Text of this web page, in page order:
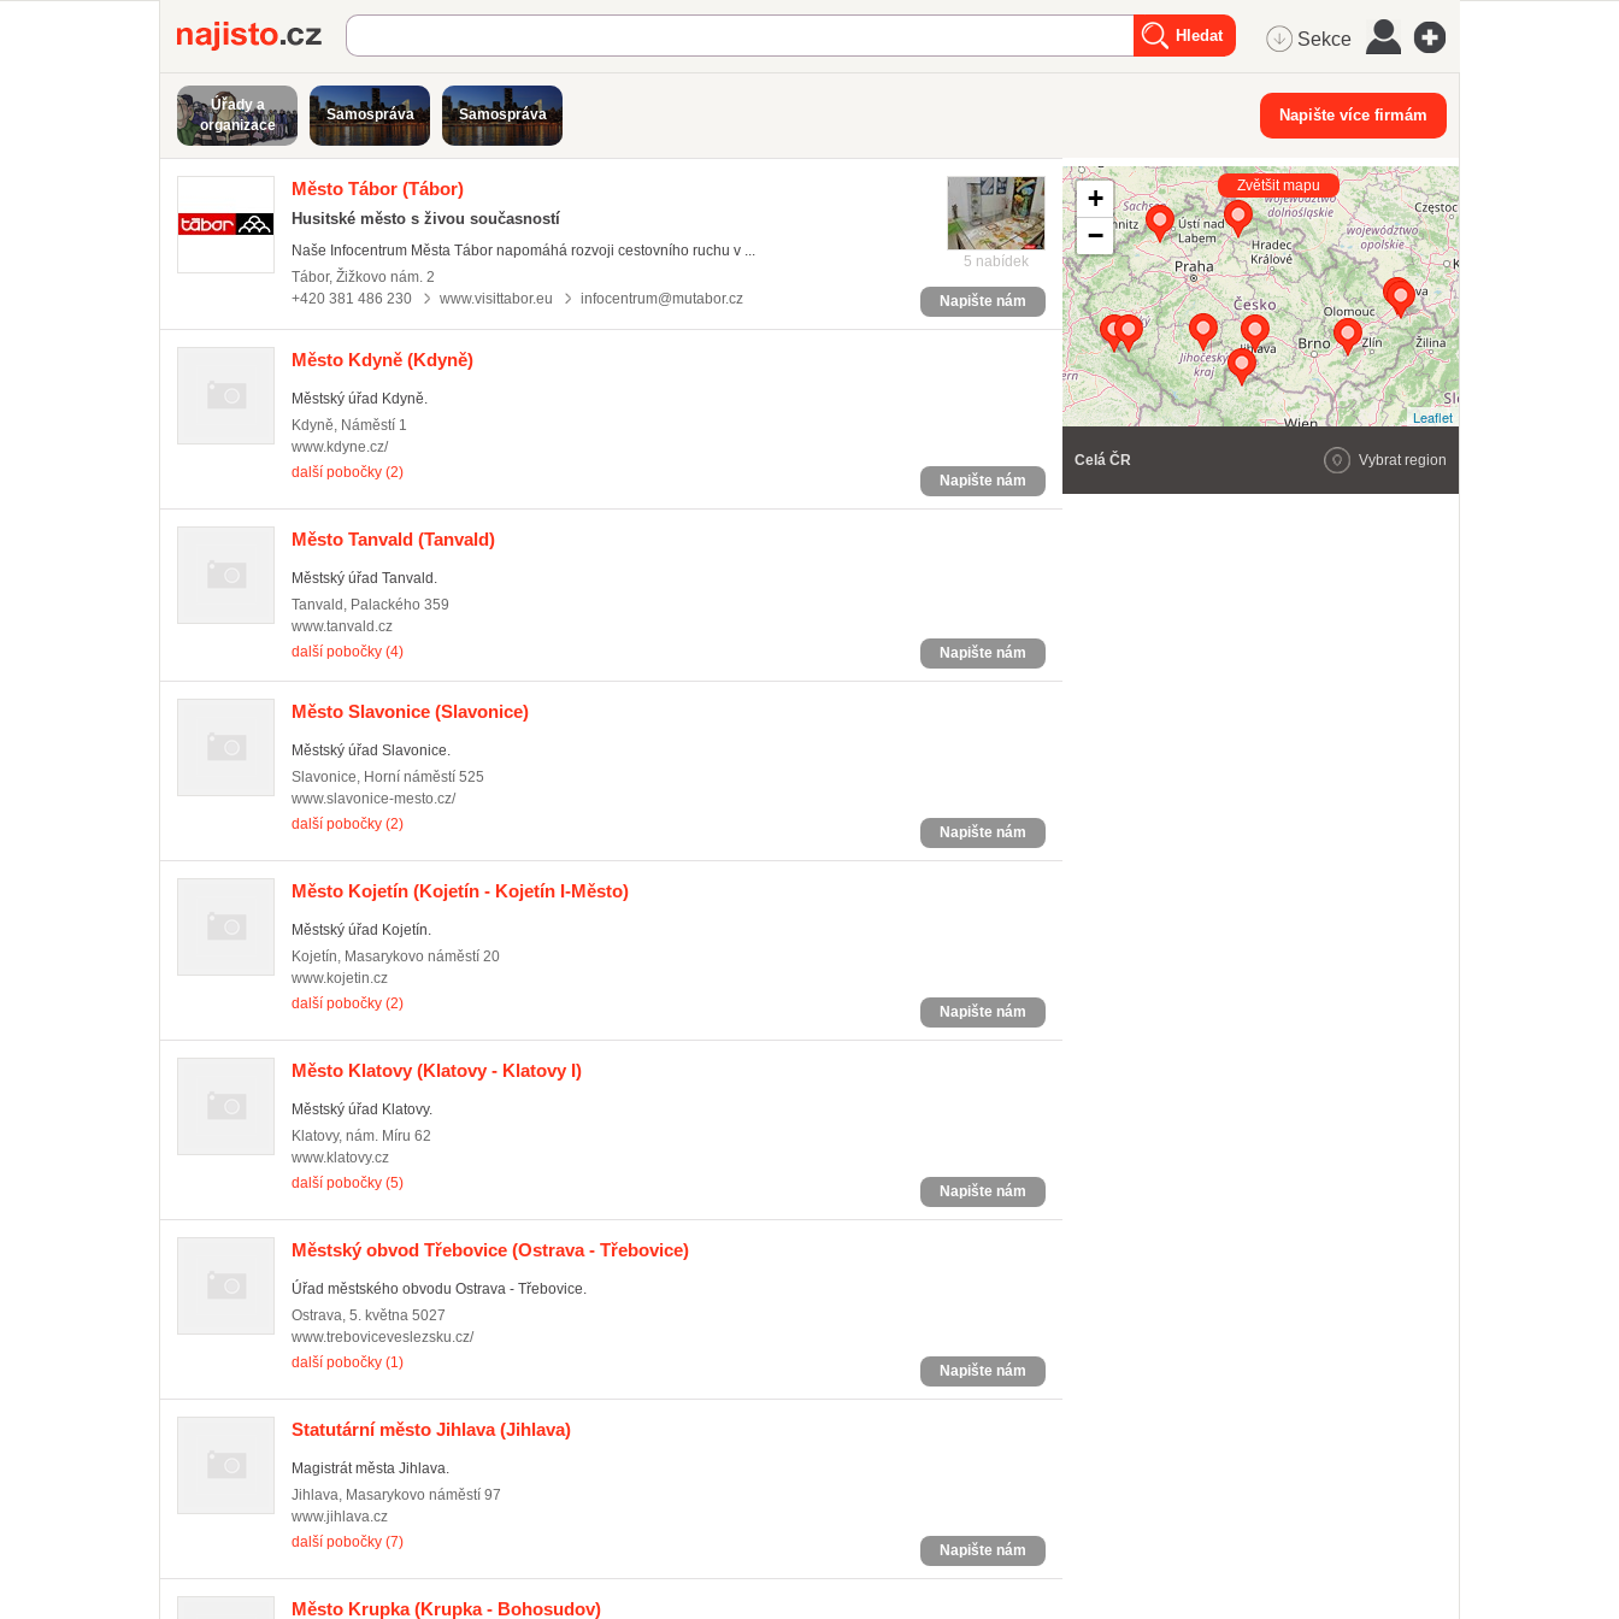
Najisto.cz Sekce
Úřady a
organizace
Samospráva Samospráva Napište více firmám
Město Tábor (Tábor)
Husitské město s živou současností
Naše Infocentrum Města Tábor napomáhá rozvoji cestovního ruchu v ...
Tábor, Žižkovo nám. 2
+420 381 486 230
www.visittabor.eu infocentrum@mutabor.cz
5 nabídek
Napište nám
Město Kdyně (Kdyně)
Městský úřad Kdyně.
Kdyně, Náměstí 1
www.kdyne.cz/
další pobočky (2)
Napište nám
Město Tanvald (Tanvald)
Městský úřad Tanvald.
Tanvald , Palackého 359
www.tanvald.cz
další pobočky (4)
Napište nám
Město Slavonice (Slavonice)
Městský úřad Slavonice.
Slavonice, Horní náměstí 525
www.slavonice-mesto.cz/
další pobočky (2)
Napište nám
Město Kojetín (Kojetín - Kojetín I-Město)
Městský úřad Kojetín.
Kojetín, Masarykovo náměstí 20
www.kojetin.cz
další pobočky (2)
Napište nám
Město Klatovy (Klatovy - Klatovy I)
Městský úřad Klatovy.
Klatovy, nám. Míru 62
www.klatovy.cz
další pobočky (5)
Napište nám
Městský obvod Třebovice (Ostrava - Třebovice)
Úřad městského obvodu Ostrava - Třebovice.
Ostrava, 5. května 5027
www.treboviceveslezsku.cz/
další pobočky (1)
Napište nám
Statutární město Jihlava(Jihlava)
Magistrát města Jihlava.
Jihlava, Masarykovo náměstí 97
www.jihlava.cz
další pobočky (7)
Napište nám
Město Krupka(Krupka - Bohosudov)
+
−
Leaflet
Zvětšit mapu
Celá ČR Vybrat region